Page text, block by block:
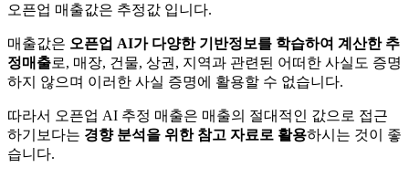
오픈업 매출값은 추정값 입니다.
매출값은 오픈업 AI가 다양한 기반정보를 학습하여 계산한 추
정매출로, 매장, 건물, 상권, 지역과 관련된 어떠한 사실도 증명
하지 않으며 이러한 사실 증명에 활용할 수 없습니다.
따라서 오픈업 AI 추정 매출은 매출의 절대적인 값으로 접근
하기보다는 경향 분석을 위한 참고 자료로 활용하시는 것이 좋
습니다.